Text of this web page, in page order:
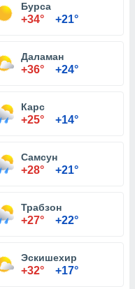
Бурса
+34° +21°
Даламан
+36° +24°
Карс
+25° +14°
Самсун
+28° +21°
Трабзон
+27° +22°
Эскишехир
+32° +17°